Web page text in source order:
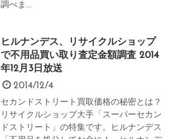
調べま...
ヒルナンデス、リサイクルショップ
で不用品買い取り査定金額調査 2014
年12月3日放送
2014/12/4
セカンドストリート買取価格の秘密とは？
リサイクルショップ大手「スーパーセカン
ドストリート」の特集です。ヒルナンデス